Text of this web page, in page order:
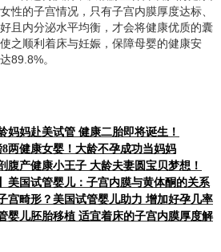
性的子宫情况，只有子宫内膜厚度达标、
且内分泌水平均衡，才会将健康优质的囊
之顺利着床与妊娠，保障母婴的健康安
89.8%。
妈妈赴美试管 健康二胎即将诞生！
8两健康女婴！大龄不孕成功当妈妈
腹产健康小王子 大龄夫妻圆宝贝梦想！
美国试管婴儿：子宫内膜与黄体酮的关系
宫畸形？美国试管婴儿助力 增加好孕几率
婴儿胚胎移植 适宜着床的子宫内膜厚度解